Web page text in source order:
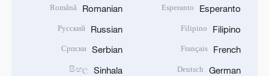
Esperanto
Esperanto
Filipino
Filipino
French
Français
German
Deutsch
Romanian
Română
Russian
Русский
Serbian
Српски
Sinhala
සිංහල